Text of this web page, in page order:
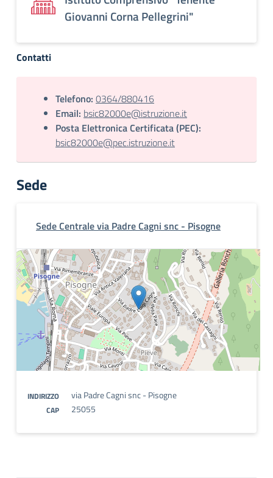
Giovanni Corna Pellegrini"
Contatti
Telefono: 0364/880416
Email: bsic82000e@istruzione.it
Posta Elettronica Certificata (PEC):
bsic82000e@pec.istruzione.it
Sede
Sede Centrale via Padre Cagni snc - Pisogne
INDIRIZZO via Padre Cagni snc - Pisogne
CAP 25055